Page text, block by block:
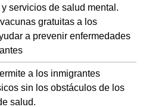
servicios de salud mental.
gratuitas a los
a prevenir enfermedades
a los inmigrantes
sin los obstáculos de los
salud.